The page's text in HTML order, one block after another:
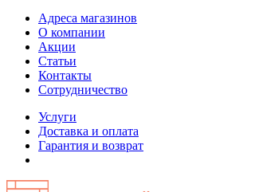
Адреса магазинов
О компании
Акции
Статьи
Контакты
Сотрудничество
Услуги
Доставка и оплата
Гарантия и возврат